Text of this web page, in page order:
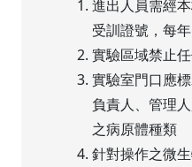
進出人員需經
受訓證號，每
實驗區域禁止
實驗室門口應
負責人、管理
之病原體種類
針對操作之微